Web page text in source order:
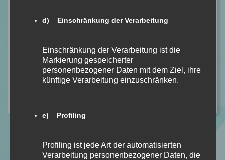
d) Einschränkung der Verarbeitung
Einschränkung der Verarbeitung ist die
Markierung gespeicherter
personenbezogener Daten mit dem Ziel, ihre
künftige Verarbeitung einzuschränken.
e) Profiling
Profiling ist jede Art der automatisierten
Verarbeitung personenbezogener Daten, die